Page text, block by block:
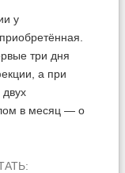
у
три дня
а при
в месяц — о